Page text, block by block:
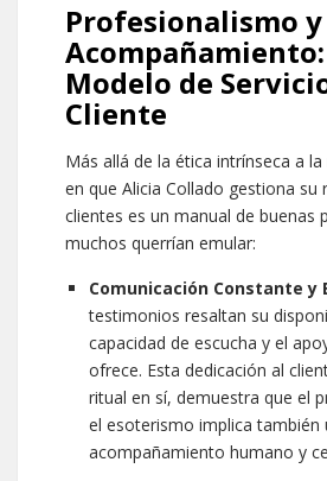
Profesionalismo y
Modelo de
Cliente
Más allá de la ética intrínseca a
en que Alicia Collado gestiona su
clientes es un manual de buenas
muchos querrían emular:
Comunicación Constante y
testimonios resaltan su
capacidad de escucha y el
ofrece. Esta dedicación al
ritual en sí, demuestra que el
el esoterismo implica también
acompañamiento humano y